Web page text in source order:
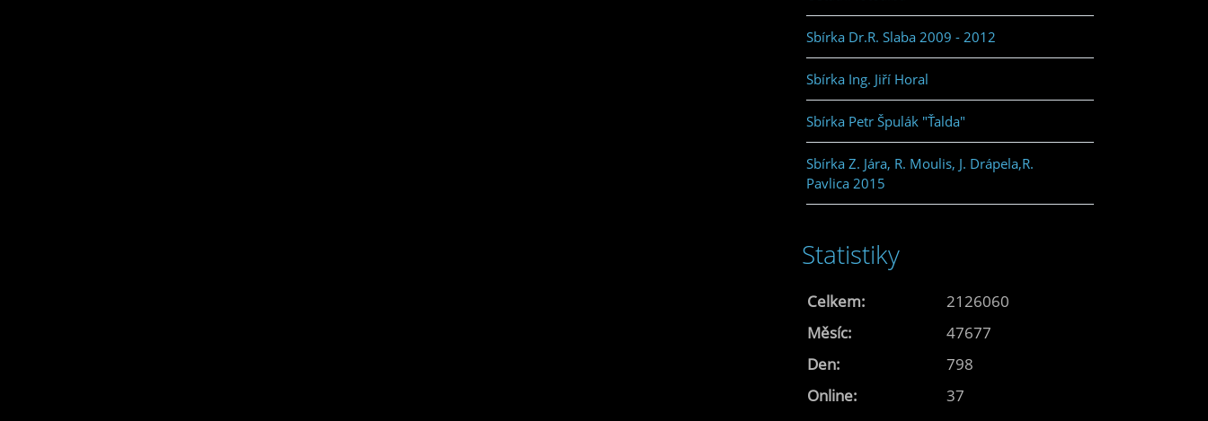
Sbírka Dr.R. Slaba 2009 - 2012
Sbírka Ing. Jiří Horal
Sbírka Petr Špulák "Ťalda"
Sbírka Z. Jára, R. Moulis, J. Drápela,R.
Pavlica 2015
Statistiky
Online: 37
Celkem:
2126060
Měsíc:
47677
Den:
798